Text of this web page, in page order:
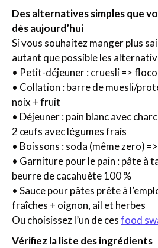
Des alternatives simples que
dès aujourd’hui
Si vous souhaitez manger plus
autant que possible les
• Petit-déjeuner : cruesli =>
• Collation : barre de muesli/
noix + fruit
• Déjeuner : pain blanc avec
2 œufs avec légumes frais
• Boissons : soda (même zero) =>
• Garniture pour le pain : pâte à
beurre de cacahuète 100 %
• Sauce pour pâtes prête à
fraîches + oignon, ail et herbes
Ou choisissez l’un de cesfood
Vérifiez la liste des ingrédients